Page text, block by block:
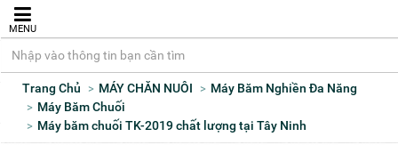
MENU
Trang Chủ MÁY CHĂN NUÔI
Máy Băm Nghiền Đa Năng
Máy Băm Chuối
Máy băm chuối TK-2019 chất lượng tại Tây Ninh